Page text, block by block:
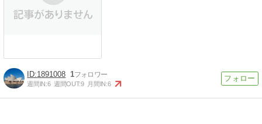
1891008 1
週間IN:6 週間OUT:9 月間IN:6